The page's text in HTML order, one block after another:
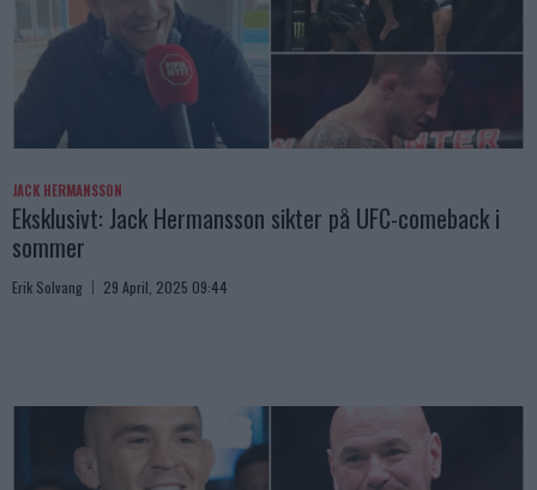
JACK HERMANSSON
Eksklusivt: Jack Hermansson sikter på UFC-comeback i
sommer
Erik Solvang 29 April, 2025 09:44